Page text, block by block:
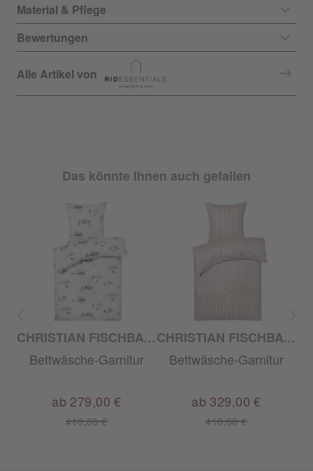
Material & Pflege
Bewertungen
Alle Artikel von
Das könnte Ihnen auch gefallen
CHRISTIAN FISCHBACHER
Bettwäsche-Garnitur
410,00 €
ab 279,00 €
CHRISTIAN FISCHBACHER
Bettwäsche-Garnitur
410,00 €
ab 329,00 €